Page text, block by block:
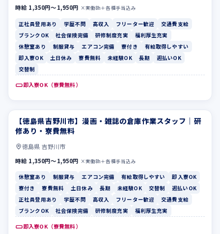
時給 1,350円〜1,950円 ×実働8h＋各種手当込み
正社員登用あり 学歴不問 高収入 フリーター歓迎
交通費支給
ブランクOK
社会保険完備 研修制度充実
福利厚生充実
休憩室あり
制服貸与 エアコン完備 寮付き
有給取得しやすい
即入寮OK
土日休み 寮費無料 未経験OK 長期
週払いOK
交替制
即入寮OK（寮費無料）
休憩室あり 制服貸与
【徳島県吉野川市】漫画・雑誌の倉庫作業スタッフ｜研
修あり・寮費無料
徳島県 吉野川市
時給 1,350円〜1,950円 ×実働8h＋各種手当込み
休憩室あり 制服貸与 エアコン完備 有給取得しやすい
即入寮OK
寮付き
寮費無料 土日休み 長期 未経験OK 交替制
週払いOK
正社員登用あり
学歴不問 高収入 フリーター歓迎
交通費支給
ブランクOK
社会保険完備 研修制度充実 福利厚生充実
即入寮OK（寮費無料）